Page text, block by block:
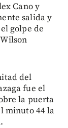
Cano y
salida y
golpe de
del
fue el
la puerta
minuto 44 la